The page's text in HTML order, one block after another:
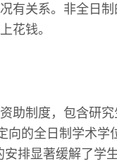
有关系。非全日
花钱。
助制度，包含研
向的全日制学术学
排显著缓解了学